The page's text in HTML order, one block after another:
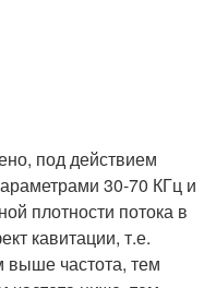
под действием
30-70 КГц и
плотности потока в
кавитации, т.е.
выше частота, тем